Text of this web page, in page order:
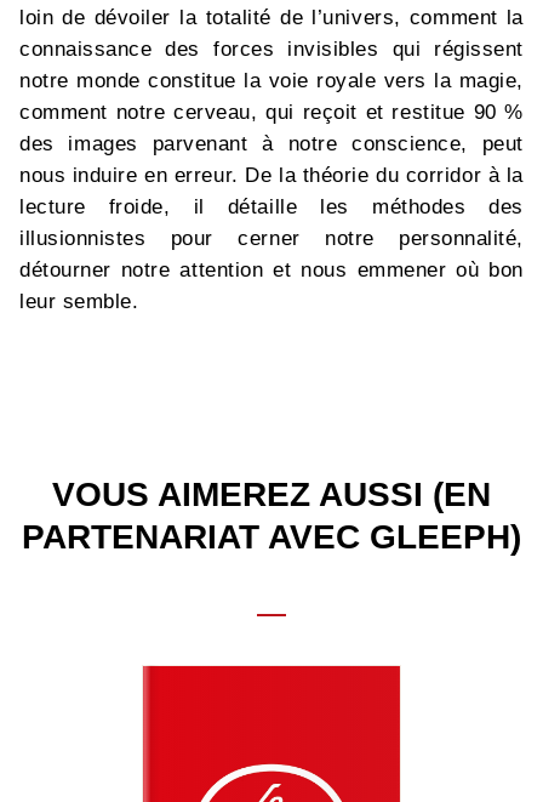
loin de dévoiler la totalité de l’univers, comment la
connaissance des forces invisibles qui régissent
notre monde constitue la voie royale vers la magie,
comment notre cerveau, qui reçoit et restitue 90 %
des images parvenant à notre conscience, peut
nous induire en erreur. De la théorie du corridor à la
lecture froide, il détaille les méthodes des
illusionnistes pour cerner notre personnalité,
détourner notre attention et nous emmener où bon
leur semble.
VOUS AIMEREZ AUSSI (EN
PARTENARIAT AVEC GLEEPH)